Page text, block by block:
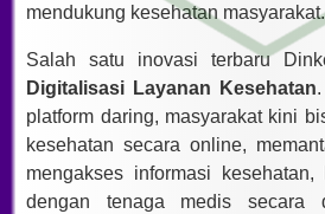
mendukung kesehatan masyarakat.
Salah satu inovasi terbaru
Digitalisasi Layanan Kesehatan
platform daring, masyarakat kini
kesehatan secara online,
mengakses informasi kesehatan,
dengan tenaga medis secara